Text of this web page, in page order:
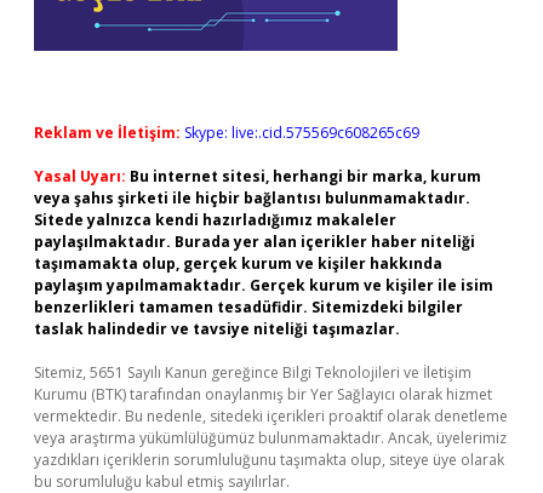
Reklam ve İletişim: Skype: live:.cid.575569c608265c69
Yasal Uyarı: Bu internet sitesi, herhangi bir marka, kurum
veya şahıs şirketi ile hiçbir bağlantısı bulunmamaktadır.
Sitede yalnızca kendi hazırladığımız makaleler
paylaşılmaktadır. Burada yer alan içerikler haber niteliği
taşımamakta olup, gerçek kurum ve kişiler hakkında
paylaşım yapılmamaktadır. Gerçek kurum ve kişiler ile isim
benzerlikleri tamamen tesadüfidir. Sitemizdeki bilgiler
taslak halindedir ve tavsiye niteliği taşımazlar.
Sitemiz, 5651 Sayılı Kanun gereğince Bilgi Teknolojileri ve İletişim
Kurumu (BTK) tarafından onaylanmış bir Yer Sağlayıcı olarak hizmet
vermektedir. Bu nedenle, sitedeki içerikleri proaktif olarak denetleme
veya araştırma yükümlülüğümüz bulunmamaktadır. Ancak, üyelerimiz
yazdıkları içeriklerin sorumluluğunu taşımakta olup, siteye üye olarak
bu sorumluluğu kabul etmiş sayılırlar.